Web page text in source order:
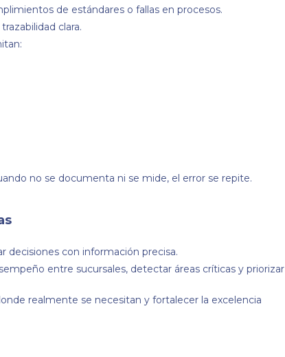
de estándares o fallas en procesos.
clara.
no se documenta ni se mide, el error se repite.
decisiones con información precisa.
entre sucursales, detectar áreas críticas y priorizar
realmente se necesitan y fortalecer la excelencia